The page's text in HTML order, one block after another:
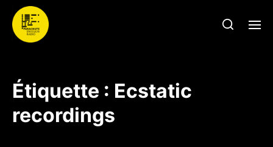
Étiquette : Ecstatic
recordings